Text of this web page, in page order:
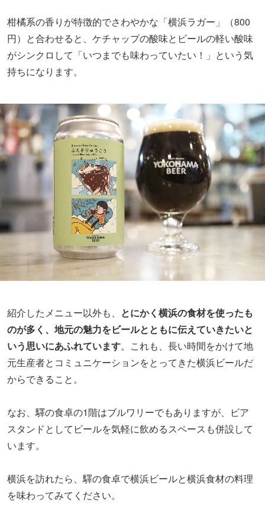
柑橘系の香りが特徴的でさわやかな「横浜ラガー」（800
円）と合わせると、ケチャップの酸味とビールの軽い酸味
がシンクロして「いつまでも味わっていたい！」という気
持ちになります。
紹介したメニュー以外も、 とにかく横浜の食材を使ったも
のが多く、地元の魅力をビールとともに伝えていきたいと
いう思いにあふれています。これも、長い時間をかけて地
元生産者とコミュニケーションをとってきた横浜ビールだ
からできること。
なお、驛の食卓の1階はブルワリーでもありますが、ビア
スタンドとしてビールを気軽に飲めるスペースも併設して
います。
横浜を訪れたら、驛の食卓で横浜ビールと横浜食材の料理
を味わってみてください。